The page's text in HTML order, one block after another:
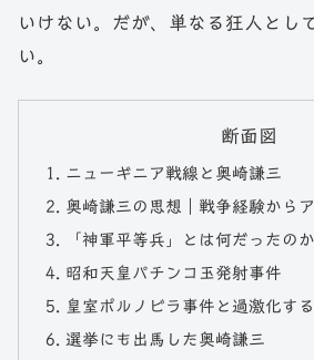
いけない。だが、単なる狂人とし
い。
断面図
ニューギニア戦線と奥崎謙三
奥崎謙三の思想｜戦争経験から
「神軍平等兵」とは何だったのか
昭和天皇パチンコ玉発射事件
皇室ポルノビラ事件と過激化す
選挙にも出馬した奥崎謙三